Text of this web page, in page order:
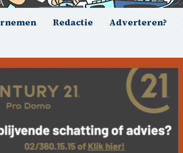
Redactie Adverteren?